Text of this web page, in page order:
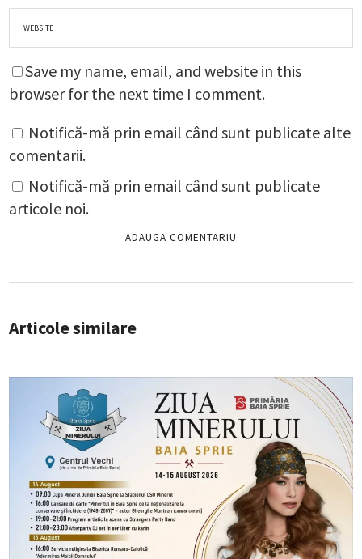
Save my name, email, and website in this
browser for the next time I comment.
Notifică-mă prin email când sunt publicate alte
comentarii.
Notifică-mă prin email când sunt publicate
articole noi.
Articole similare